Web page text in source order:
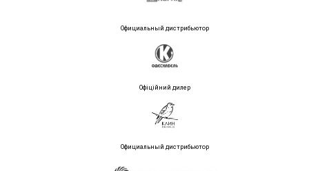
Официальный дистрибьютор
Офіційний дилер
Официальный дистрибьютор